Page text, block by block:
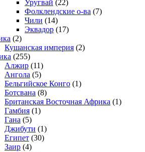
Уругвай (22)
Фолклендские о-ва (7)
Чили (14)
Эквадор (17)
(2)
Кушанская империя (2)
(255)
Алжир (11)
Ангола (5)
Бельгийское Конго (1)
Ботсвана (8)
Британская Восточная Африка (1)
Гамбия (1)
Гана (5)
Джибути (1)
Египет (30)
Заир (4)